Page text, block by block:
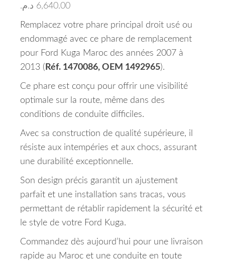
6,640.00 د.م.
Remplacez votre phare principal droit usé ou
endommagé avec ce phare de remplacement
pour Ford Kuga Maroc des années 2007 à
2013 ( Réf. 1470086, OEM 1492965).
Ce phare est conçu pour offrir une visibilité
optimale sur la route, même dans des
conditions de conduite difficiles.
Avec sa construction de qualité supérieure, il
résiste aux intempéries et aux chocs, assurant
une durabilité exceptionnelle.
Son design précis garantit un ajustement
parfait et une installation sans tracas, vous
permettant de rétablir rapidement la sécurité et
le style de votre Ford Kuga.
Commandez dès aujourd’hui pour une livraison
rapide au Maroc et une conduite en toute